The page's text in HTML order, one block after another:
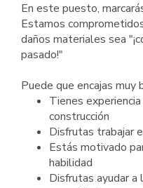
En este puesto,
Estamos
daños materiales sea
pasado!"
Puede que encajas muy
Tienes
construcción
Disfrutas trabajar
Estás motivado
habilidad
Disfrutas ayudar